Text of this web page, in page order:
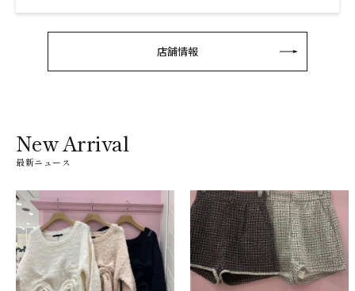
店舗情報
New Arrival
最新ニュース